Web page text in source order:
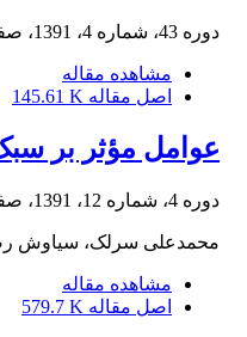
دوره 43، شماره 4، 1391، صفحه
مشاهده مقاله
اصل مقاله 145.61 K
عوامل مؤثر بر
دوره 4، شماره 12، 1391، صفحه
محمدعلی سرلک، سیاوش
مشاهده مقاله
اصل مقاله 579.7 K